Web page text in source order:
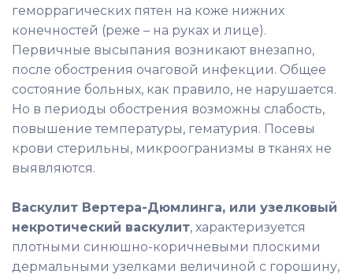
геморрагических пятен на коже нижних
конечностей (реже – на руках и лице).
Первичные высыпания возникают внезапно,
после обострения очаговой инфекции. Общее
состояние больных, как правило, не нарушается.
Но в периоды обострения возможны слабость,
повышение температуры, гематурия. Посевы
крови стерильны, микроогранизмы в тканях не
выявляются.
Васкулит Вертера-Дюмлинга, или узелковый
некротический васкулит, характеризуется
плотными синюшно-коричневыми плоскими
дермальными узелками величиной с горошину,